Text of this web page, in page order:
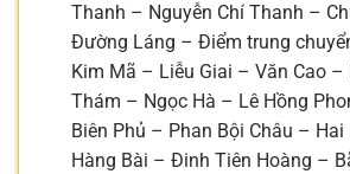
Thanh – Nguyễn Chí Thanh –
Đường Láng – Điểm trung
Kim Mã – Liễu Giai – Văn Cao –
Thám – Ngọc Hà – Lê Hồng
Biên Phủ – Phan Bội Châu – Hai
Hàng Bài – Đinh Tiên Hoàng –